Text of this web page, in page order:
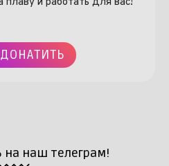
наш телеграм!